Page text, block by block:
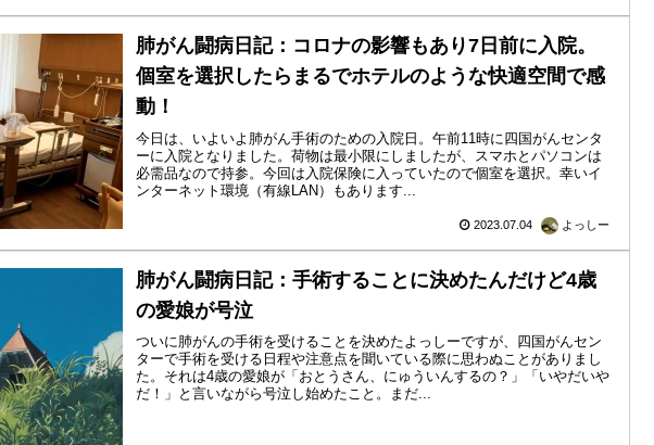
肺がん闘病日記：コロナの影響もあり7日前に入院。
個室を選択したらまるでホテルのような快適空間で感
動！
今日は、いよいよ肺がん手術のための入院日。午前11時に四国がんセンタ
ーに入院となりました。荷物は最小限にしましたが、スマホとパソコンは
必需品なので持参。今回は入院保険に入っていたので個室を選択。幸いイ
ンターネット環境（有線LAN）もあります...
2023.07.04 よっしー
肺がん闘病日記：手術することに決めたんだけど4歳
の愛娘が号泣
ついに肺がんの手術を受けることを決めたよっしーですが、四国がんセン
ターで手術を受ける日程や注意点を聞いている際に思わぬことがありまし
た。それは4歳の愛娘が「おとうさん、にゅういんするの？」「いやだいや
だ！」と言いながら号泣し始めたこと。まだ...